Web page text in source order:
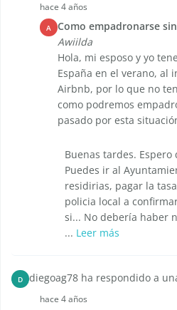
hace 4 años
A Como empadronarse
Awiilda
Hola, mi esposo y yo
España en el verano, al
Airbnb, por lo que no
como podremos
pasado por esta
Buenas tardes.
Puedes ir al
residirias, pagar la
policia local a
si... No debería haber
... Leer más
D diegoag78 ha respondido a
hace 4 años